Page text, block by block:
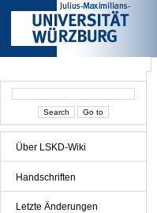
Über LSKD-Wiki
Handschriften
Letzte Änderungen